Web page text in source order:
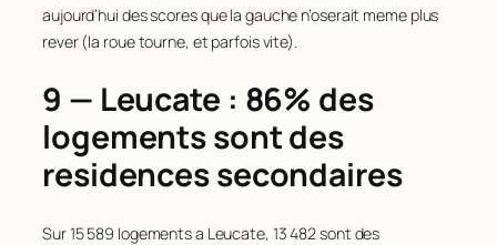
aujourd’hui des scores que la gauche n’oserait meme plus
rever (la roue tourne, et parfois vite).
9 — Leucate : 86% des
logements sont des
residences secondaires
Sur 15 589 logements a Leucate, 13 482 sont des